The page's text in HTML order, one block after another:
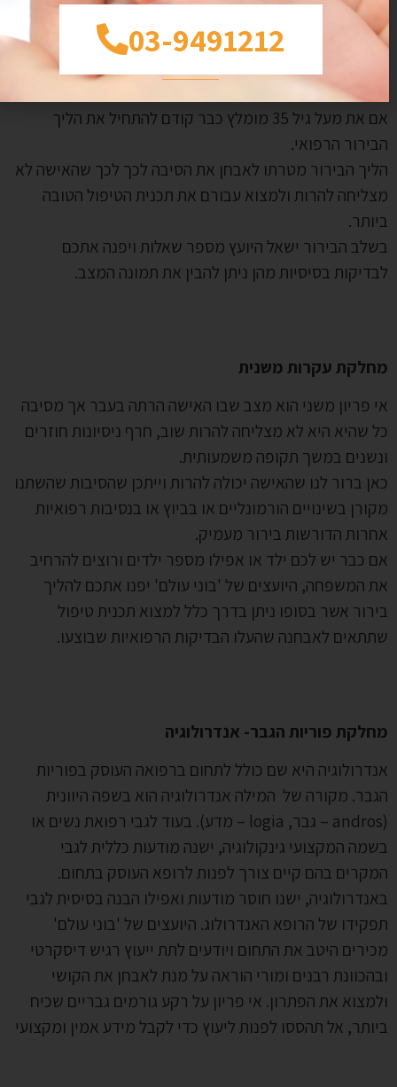
זה מוגדר לאחר שנה של ניסיונות בה האישה לא הצליחה
אם אתם עדין מצפים לילד ראשון זה השלב שבו
ולהתחיל את הליך הבירור הרפואי.
אם את מעל גיל 35 מומלץ כבר קודם להתחיל את הליך
הרפואי.
הבירור מטרתו לאבחן את הסיבה לכך לכך שהאישה לא
להרות ולמצוא עבורם את תכנית הטיפול הטובה
הבירור ישאל היועץ מספר שאלות ויפנה אתכם
בסיסיות מהן ניתן להבין את תמונה המצב.
עקרות משנית
פריון משני הוא מצב שבו האישה הרתה בעבר אך מסיבה
שהיא היא לא מצליחה להרות שוב, חרף ניסיונות חוזרים
במשך תקופה משמעותית.
ברור לנו שהאישה יכולה להרות וייתכן שהסיבות שהשתנו
בשינויים הורמונליים או בביוץ או בנסיבות רפואיות
הדורשות בירור מעמיק.
כבר יש לכם ילד או אפילו מספר ילדים ורוצים להרחיב
המשפחה, היועצים של 'בוני עולם' יפנו אתכם להליך
אשר בסופו ניתן בדרך כלל למצוא תכנית טיפול
לאבחנה שהעלו הבדיקות הרפואיות שבוצעו.
פוריות הגבר-אנדרולוגיה
היא שם כולל לתחום ברפואה העוסק בפוריות
מקורה של המילה אנדרולוגיה הוא בשפה היוונית
(andros – גבר, logia – מדע). בעוד לגבי רפואת נשים או
המקצועי גינקולוגיה, ישנה מודעות כללית לגבי
בהם קיים צורך לפנות לרופא העוסק בתחום.
ישנו חוסר מודעות ואפילו הבנה בסיסית לגבי
של הרופא האנדרולוג. היועצים של 'בוני עולם'
היטב את התחום ויודעים לתת ייעוץ רגיש דיסקרטי
רבנים ומורי הוראה על מנת לאבחן את הקושי
את הפתרון. אי פריון על רקע גורמים גבריים שכיח
אל תהססו לפנות ליעוץ כדי לקבל מידע אמין ומקצועי
03-9491212